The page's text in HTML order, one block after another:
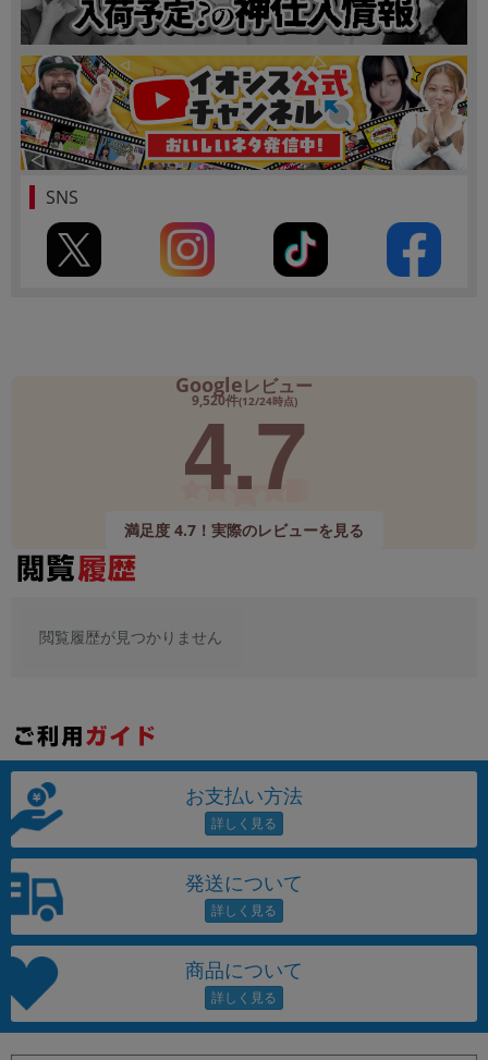
SNS
Googleレビュー
9,520件(12/24時点)
4.7
満足度 4.7！実際のレビューを見る
閲覧履歴が見つかりません
お支払い方法
発送について
商品について